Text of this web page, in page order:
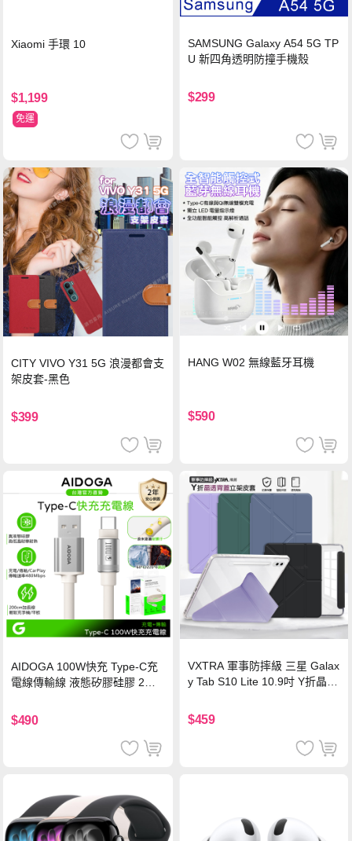
Xiaomi 手環 10
$1,199
免運
SAMSUNG Galaxy A54 5G TP
U 新四角透明防撞手機殼
$299
CITY VIVO Y31 5G 浪漫都會支
架皮套-黑色
$399
HANG W02 無線藍牙耳機
$590
AIDOGA 100W快充 Type-C充
電線傳輸線 液態矽膠硅膠 2M
$490
VXTRA 軍事防摔級 三星 Galax
y Tab S10 Lite 10.9吋 Y折晶透
$459